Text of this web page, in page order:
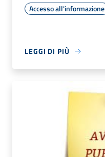
Accesso all'informazione
LEGGI DI PIÙ